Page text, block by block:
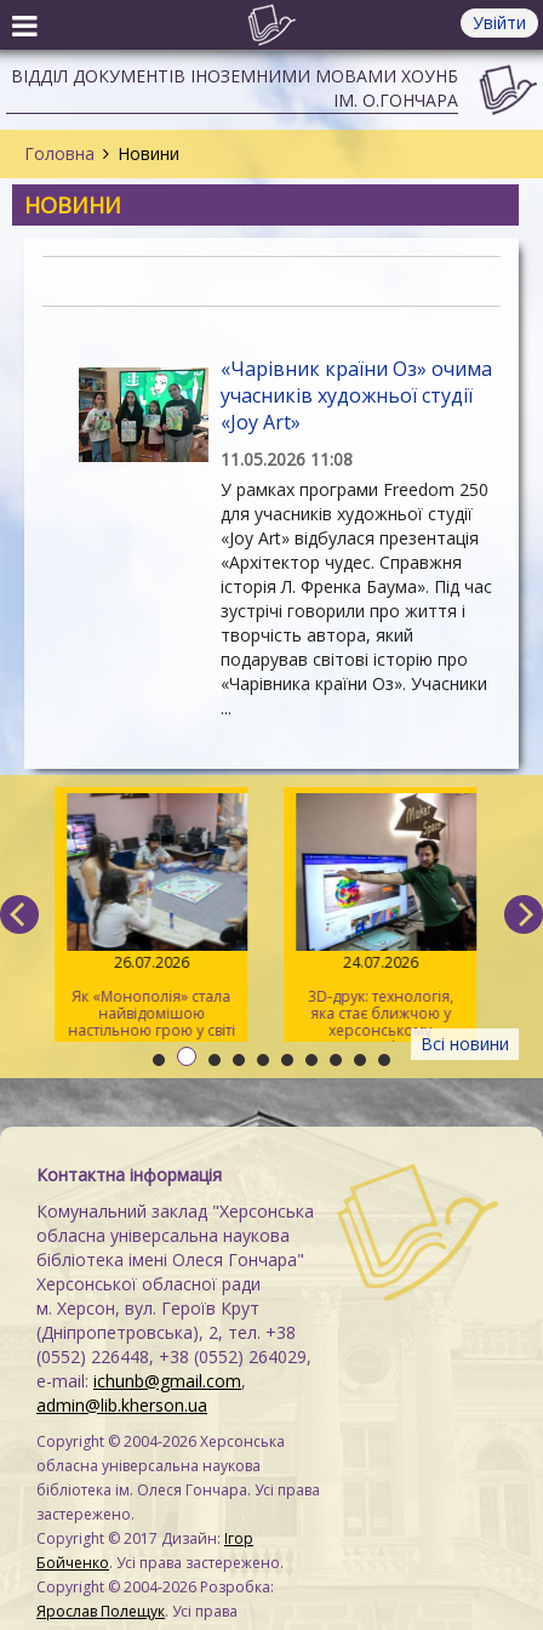
Увійти
ВІДДІЛ ДОКУМЕНТІВ ІНОЗЕМНИМИ МОВАМИ ХОУНБ
ІМ. О.ГОНЧАРА
Головна Новини
НОВИНИ
«Чарівник країни Оз» очима
учасників художньої студії
«Joy Art»
11.05.2026 11:08
У рамках програми Freedom 250
для учасників художньої студії
«Joy Art» відбулася презентація
«Архітектор чудес. Справжня
історія Л. Френка Баума». Під час
зустрічі говорили про життя і
творчість автора, який
подарував світові історію про
«Чарівника країни Оз». Учасники
...
Всі новини
26.07.2026
Як «Монополія» стала
найвідомішою
настільною грою у світі
24.07.2026
3D-друк: технологія,
яка стає ближчою у
херсонському
просторі Maker Space
Контактна інформація
Комунальний заклад "Херсонська
обласна універсальна наукова
бібліотека імені Олеся Гончара"
Херсонської обласної ради
м. Херсон, вул. Героїв Крут
(Дніпропетровська), 2, тел. +38
(0552) 226448, +38 (0552) 264029,
e-mail: ichunb@gmail.com,
admin@lib.kherson.ua
Copyright © 2004-2026 Херсонська
обласна універсальна наукова
бібліотека ім. Олеся Гончара. Усі права
застережено.
Copyright © 2017 Дизайн: Ігор
Бойченко. Усі права застережено.
Copyright © 2004-2026 Розробка:
Ярослав Полещук. Усі права